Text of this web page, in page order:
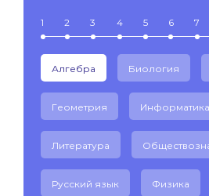
1 2 3 4 5 6 7
Алгебра Биология
Геометрия Информатика
Литература
Русский язык Физика